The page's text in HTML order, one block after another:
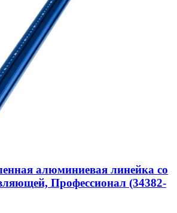
алюминиевая линейка со
Профессионал (34382-